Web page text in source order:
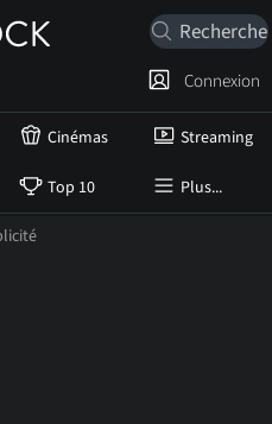
Cinémas Streaming
Top 10 Plus...
Connexion